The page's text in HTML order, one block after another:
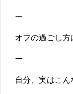
ー
オフの過ごし方
ー
自分、実はこ